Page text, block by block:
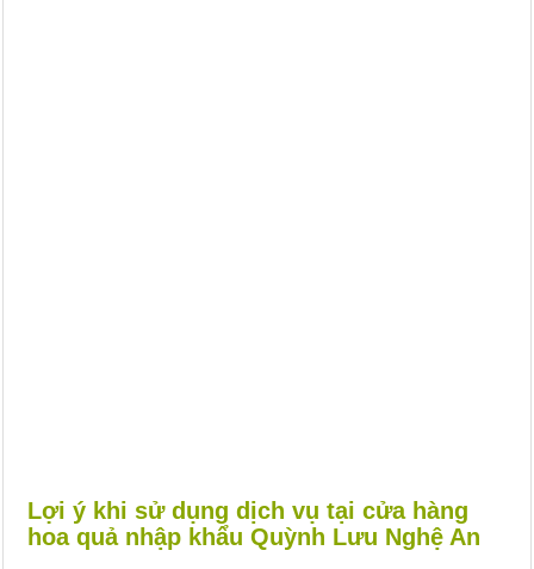
Lợi ý khi sử dụng dịch vụ tại cửa hàng
hoa quả nhập khẩu Quỳnh Lưu Nghệ An